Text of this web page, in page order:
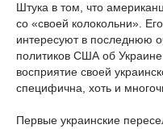
Штука в том, что
со «своей колокольни».
интересуют в последнюю
политиков США об
восприятие своей
специфична, хоть и
Первые украинские